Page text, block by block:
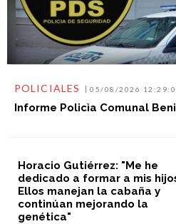
POLICIALES 05/08/2026
Informe Policìa Comunal
Horacio Gutiérrez: "Me he
dedicado a formar a mis
Ellos manejan la cabaña y
continúan mejorando la
genética"